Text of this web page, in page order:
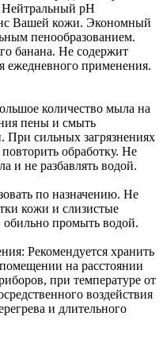
pH
Вашей кожи. Экономный
пенообразованием.
банана. Не содержит
ежедневного применения.
количество мыла на
пены и смыть
сильных загрязнениях
обработку. Не
и не разбавлять водой.
по назначению. Не
кожи и слизистые
обильно промыть водой.
Рекомендуется хранить
на расстоянии
при температуре от
воздействия
и длительного